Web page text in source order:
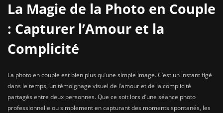
La Magie de la Photo en Couple
: Capturer l’Amour et la
Complicité
La photo en couple est bien plus qu’une simple image. C’est un instant figé
dans le temps, un témoignage visuel de l’amour et de la complicité
partagés entre deux personnes. Que ce soit lors d’une séance photo
professionnelle ou simplement en capturant des moments spontanés, les